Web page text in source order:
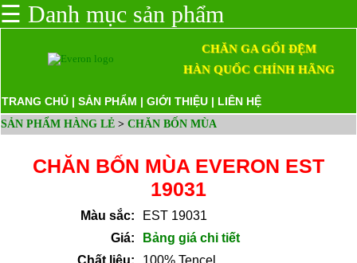
☰ Danh mục sản phẩm
CHĂN GA GỐI ĐỆM
HÀN QUỐC CHÍNH HÃNG
TRANG CHỦ | SẢN PHẨM | GIỚI THIỆU | LIÊN HỆ
SẢN PHẨM HÀNG LẺ > CHĂN BỐN MÙA
CHĂN BỐN MÙA EVERON EST
19031
Màu sắc:
EST 19031
Giá:
Bảng giá chi tiết
Chất liệu:
100% Tencel